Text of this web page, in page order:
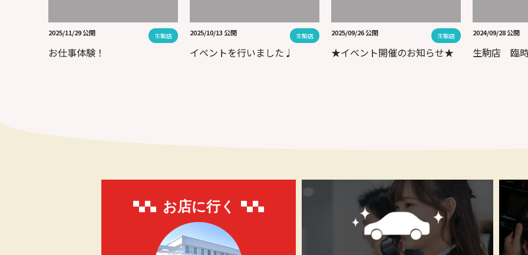
2025/11/29 公開 生駒店
お仕事体験！
2025/10/13 公開 生駒店
イベントを行いました♩
2025/09/26 公開 生駒店
★イベント開催のお知らせ★
2024/09/28 公開
生駒店 臨
お店に行く